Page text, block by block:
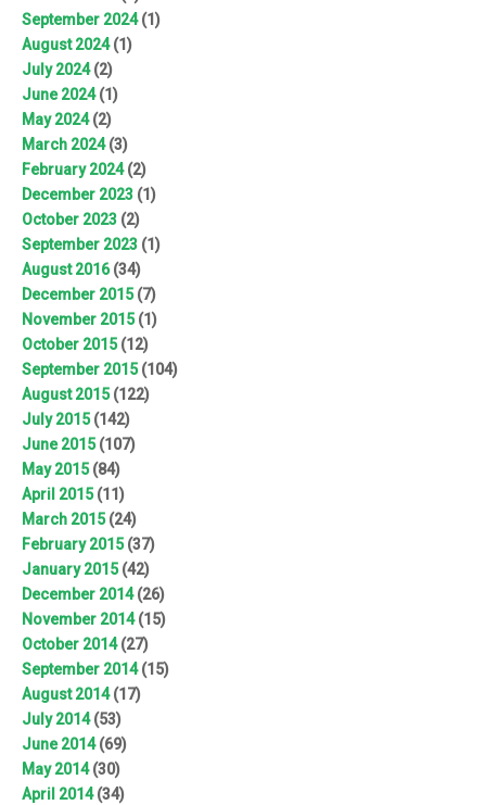
September 2024(1)
August 2024(1)
July 2024(2)
June 2024(1)
May 2024(2)
March 2024(3)
February 2024(2)
December 2023 (1)
October 2023 (2)
September 2023 (1)
August 2016(34)
December 2015(7)
November 2015(1)
October 2015(12)
September 2015(104)
August 2015(122)
July 2015(142)
June 2015(107)
May 2015(84)
April 2015(11)
March 2015(24)
February 2015(37)
January 2015(42)
December 2014(26)
November 2014(15)
October 2014(27)
September 2014(15)
August 2014(17)
July 2014(53)
June 2014(69)
May 2014(30)
April 2014(34)